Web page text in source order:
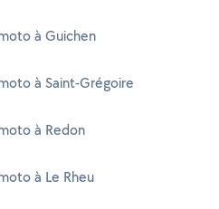
à Guichen
à Saint-Grégoire
à Redon
à Le Rheu